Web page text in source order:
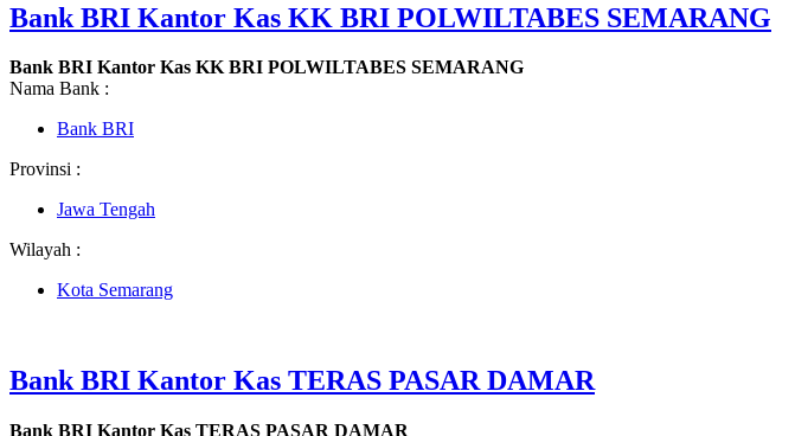
Bank BRI Kantor Kas KK BRI POLWILTABES SEMARANG
Bank BRI Kantor Kas KK BRI POLWILTABES SEMARANG
Nama Bank :
Bank BRI
Provinsi :
Jawa Tengah
Wilayah :
Kota Semarang
Bank BRI Kantor Kas TERAS PASAR DAMAR
Bank BRI Kantor Kas TERAS PASAR DAMAR